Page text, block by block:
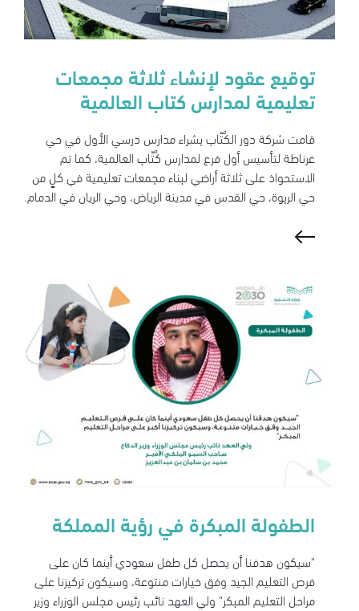
توقيع عقود لإنشاء ثلاثة مجمعات
تعليمية لمدارس كتاب العالمية
قامت شركة دور الكُتّاب بشراء مدارس درسي الأول في حي
غرناطة لتأسيس أول فرع لمدارس كُتّاب العالمية، كما تم
الاستحواذ على ثلاثة أراضي لبناء مجمعات تعليمية في كلٍ من
حي الربوة، حي القدس في مدينة الرياض، وحي الريان في الدمام.
الطفولة المبكرة في رؤية المملكة
"سيكون هدفنا أن يحصل كل طفل سعودي أينما كان على
فرص التعليم الجيد وفق خيارات منتوعة، وسيكون تركيزنا على
مراحل التعليم المبكر" ولي العهد نائب رئيس مجلس الوزراء وزير